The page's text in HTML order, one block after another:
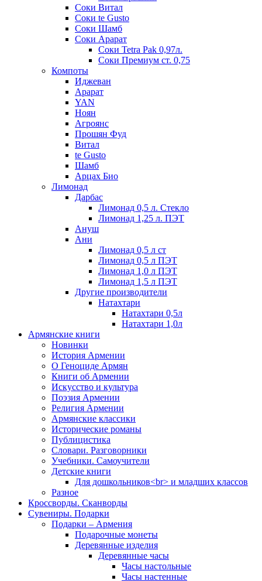
Соки Витал
Соки te Gusto
Соки Шамб
Соки Арарат
Соки Tetra Pak 0,97л.
Соки Премиум ст. 0,75
Компоты
Иджеван
Арарат
YAN
Ноян
Агроянс
Прошян Фуд
Витал
te Gusto
Шамб
Арцах Био
Лимонад
Дарбас
Лимонад 0,5 л. Стекло
Лимонад 1,25 л. ПЭТ
Ануш
Ани
Лимонад 0,5 л ст
Лимонад 0,5 л ПЭТ
Лимонад 1,0 л ПЭТ
Лимонад 1,5 л ПЭТ
Другие производители
Натахтари
Натахтари 0,5л
Натахтари 1,0л
Армянские книги
Новинки
История Армении
О Геноциде Армян
Книги об Армении
Иcкусство и культура
Поэзия Армении
Религия Армении
Армянские классики
Исторические романы
Публицистика
Словари. Разговорники
Учебники. Самоучители
Детские книги
Для дошкольников<br> и младших классов
Разное
Кроссворды. Сканворды
Сувениры. Подарки
Подарки – Армения
Подарочные монеты
Деревянные изделия
Деревянные часы
Часы настольные
Часы настенные